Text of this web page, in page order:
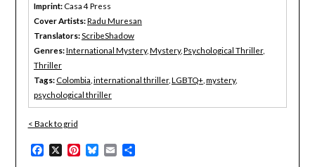
Imprint: Casa 4 Press
Cover Artists:Radu Muresan
Translators:ScribeShadow
Genres:International Mystery, Mystery, Psychological Thriller,
Thriller
Tags: Colombia international thriller, LGBTQ+, mystery,
psychological thriller
< Back to grid
FacebookPinterestBluesky
Email